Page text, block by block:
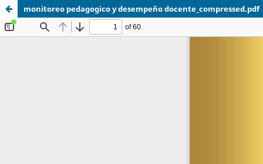
monitoreo pedagogico y desempeño docente_compressed.pdf